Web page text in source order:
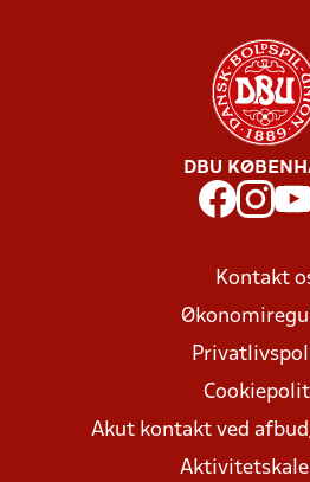
DBU
Kontakt
Akut kontakt ved